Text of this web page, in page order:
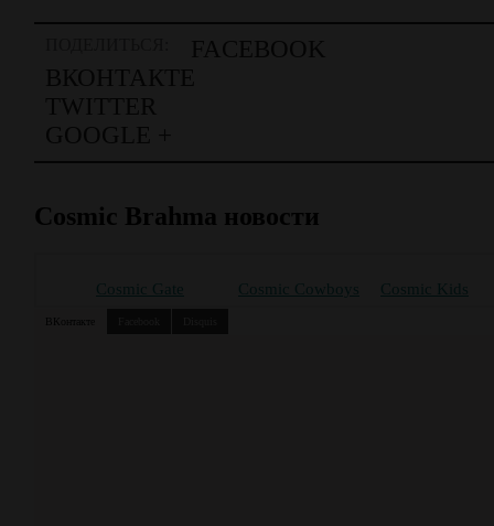
Cosmic Brahma новости
Cosmic Gate Cosmic Cowboys Cosmic Kids
ВКонтакте